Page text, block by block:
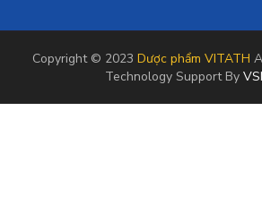
Copyright © 2023 Dược phẩm VITATH
Technology Support By